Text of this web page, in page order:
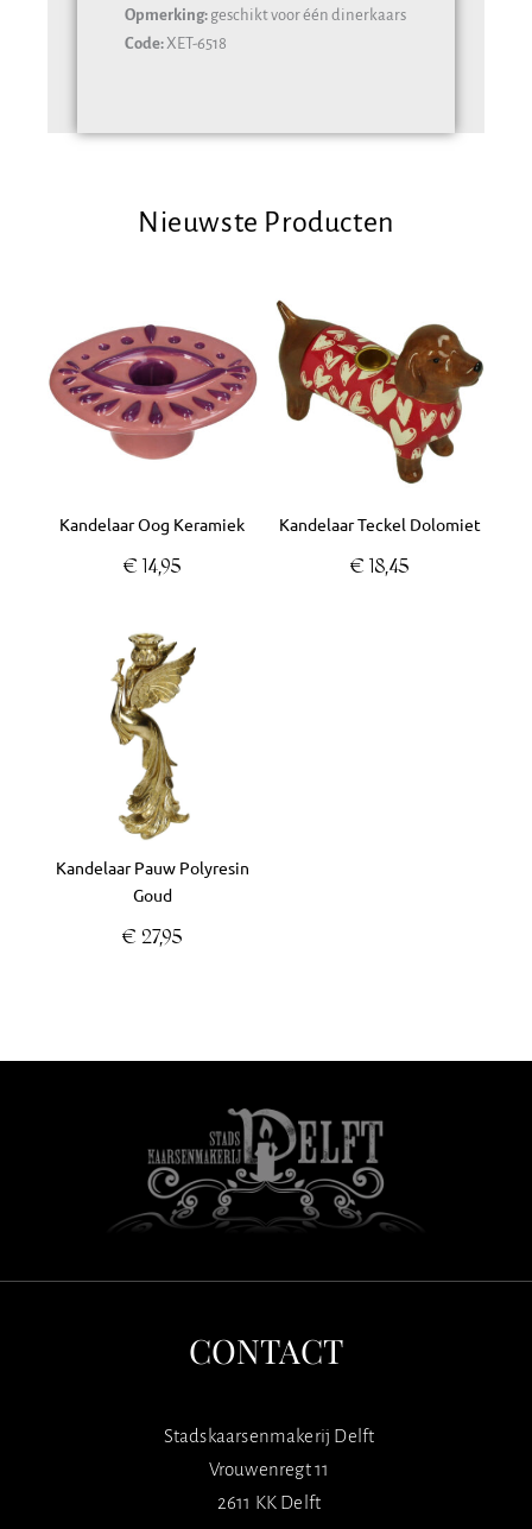
Opmerking: geschikt voor één dinerkaars
Code: XET-6518
Nieuwste Producten
Kandelaar Oog Keramiek
€ 14,95
Kandelaar Teckel Dolomiet
€ 18,45
Kandelaar Pauw Polyresin
Goud
€ 27,95
CONTACT
Stadskaarsenmakerij Delft
Vrouwenregt 11
2611 KK Delft